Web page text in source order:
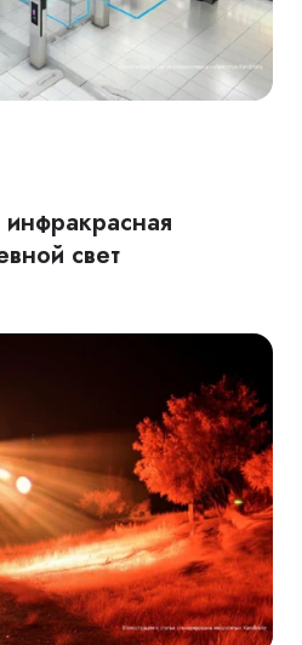
свет